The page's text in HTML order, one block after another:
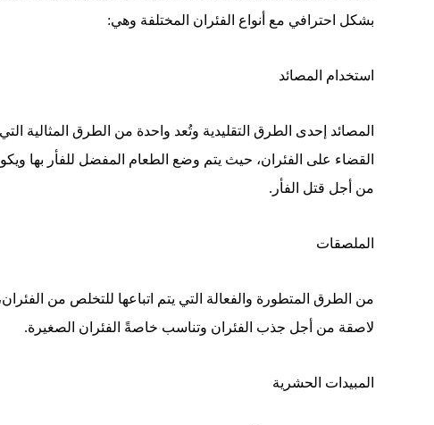
بشكل احترافي مع أنواع الفئران المختلفة وهي:
استخدام المصائد
المصائد إحدى الطرق التقليدية وتُعد واحدة من الطرق المثالية
القضاء على الفئران، حيث يتم وضع الطعام المفضل للفأر بها
من أجل قتل الفأر.
الملصقات
من الطرق المتطورة والفعالة التي يتم اتباعها للتخلص من
لاصقة من أجل جذب الفئران وتناسب خاصةً الفئران الصغيرة.
المبيدات الحشرية